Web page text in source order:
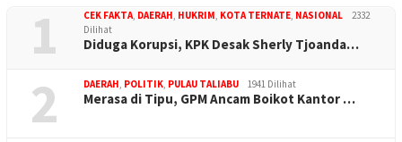
1 CEK FAKTA, DAERAH, HUKRIM, KOTA TERNATE, NASIONAL
2332
Dilihat
Diduga Korupsi, KPK Desak Sherly Tjoanda…
2 DAERAH, POLITIK, PULAU TALIABU 1941 Dilihat
Merasa di Tipu, GPM Ancam Boikot Kantor …